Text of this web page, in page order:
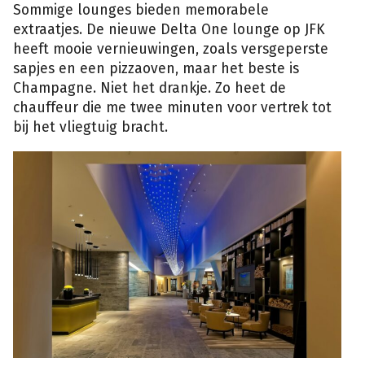
Sommige lounges bieden memorabele
extraatjes. De nieuwe Delta One lounge op JFK
heeft mooie vernieuwingen, zoals versgeperste
sapjes en een pizzaoven, maar het beste is
Champagne. Niet het drankje. Zo heet de
chauffeur die me twee minuten voor vertrek tot
bij het vliegtuig bracht.